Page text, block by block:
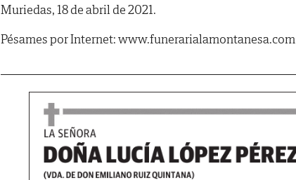
Muriedas, 18 de abril de 2021.
Pésames por Internet: www.funerarialamontanesa.com